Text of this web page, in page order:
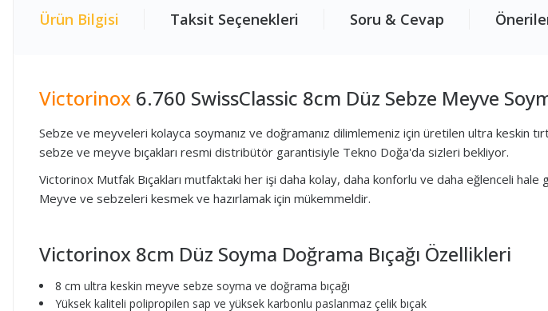
Ürün Bilgisi Taksit Seçenekleri Soru & Cevap
Victorinox 6.760 SwissClassic 8cm Düz Sebze Meyve
Sebze ve meyveleri kolayca soymanız ve doğramanız dilimlemeniz için üretilen ultra keskin
sebze ve meyve bıçakları resmi distribütör garantisiyle Tekno Doğa'da sizleri bekliyor.
Victorinox Mutfak Bıçakları mutfaktaki her işi daha kolay, daha konforlu ve daha eğlenceli
Meyve ve sebzeleri kesmek ve hazırlamak için mükemmeldir.
Victorinox 8cm Düz Soyma Doğrama Bıçağı Özellikleri
8 cm ultra keskin meyve sebze soyma ve doğrama bıçağı
Yüksek kaliteli polipropilen sap ve yüksek karbonlu paslanmaz çelik bıçak